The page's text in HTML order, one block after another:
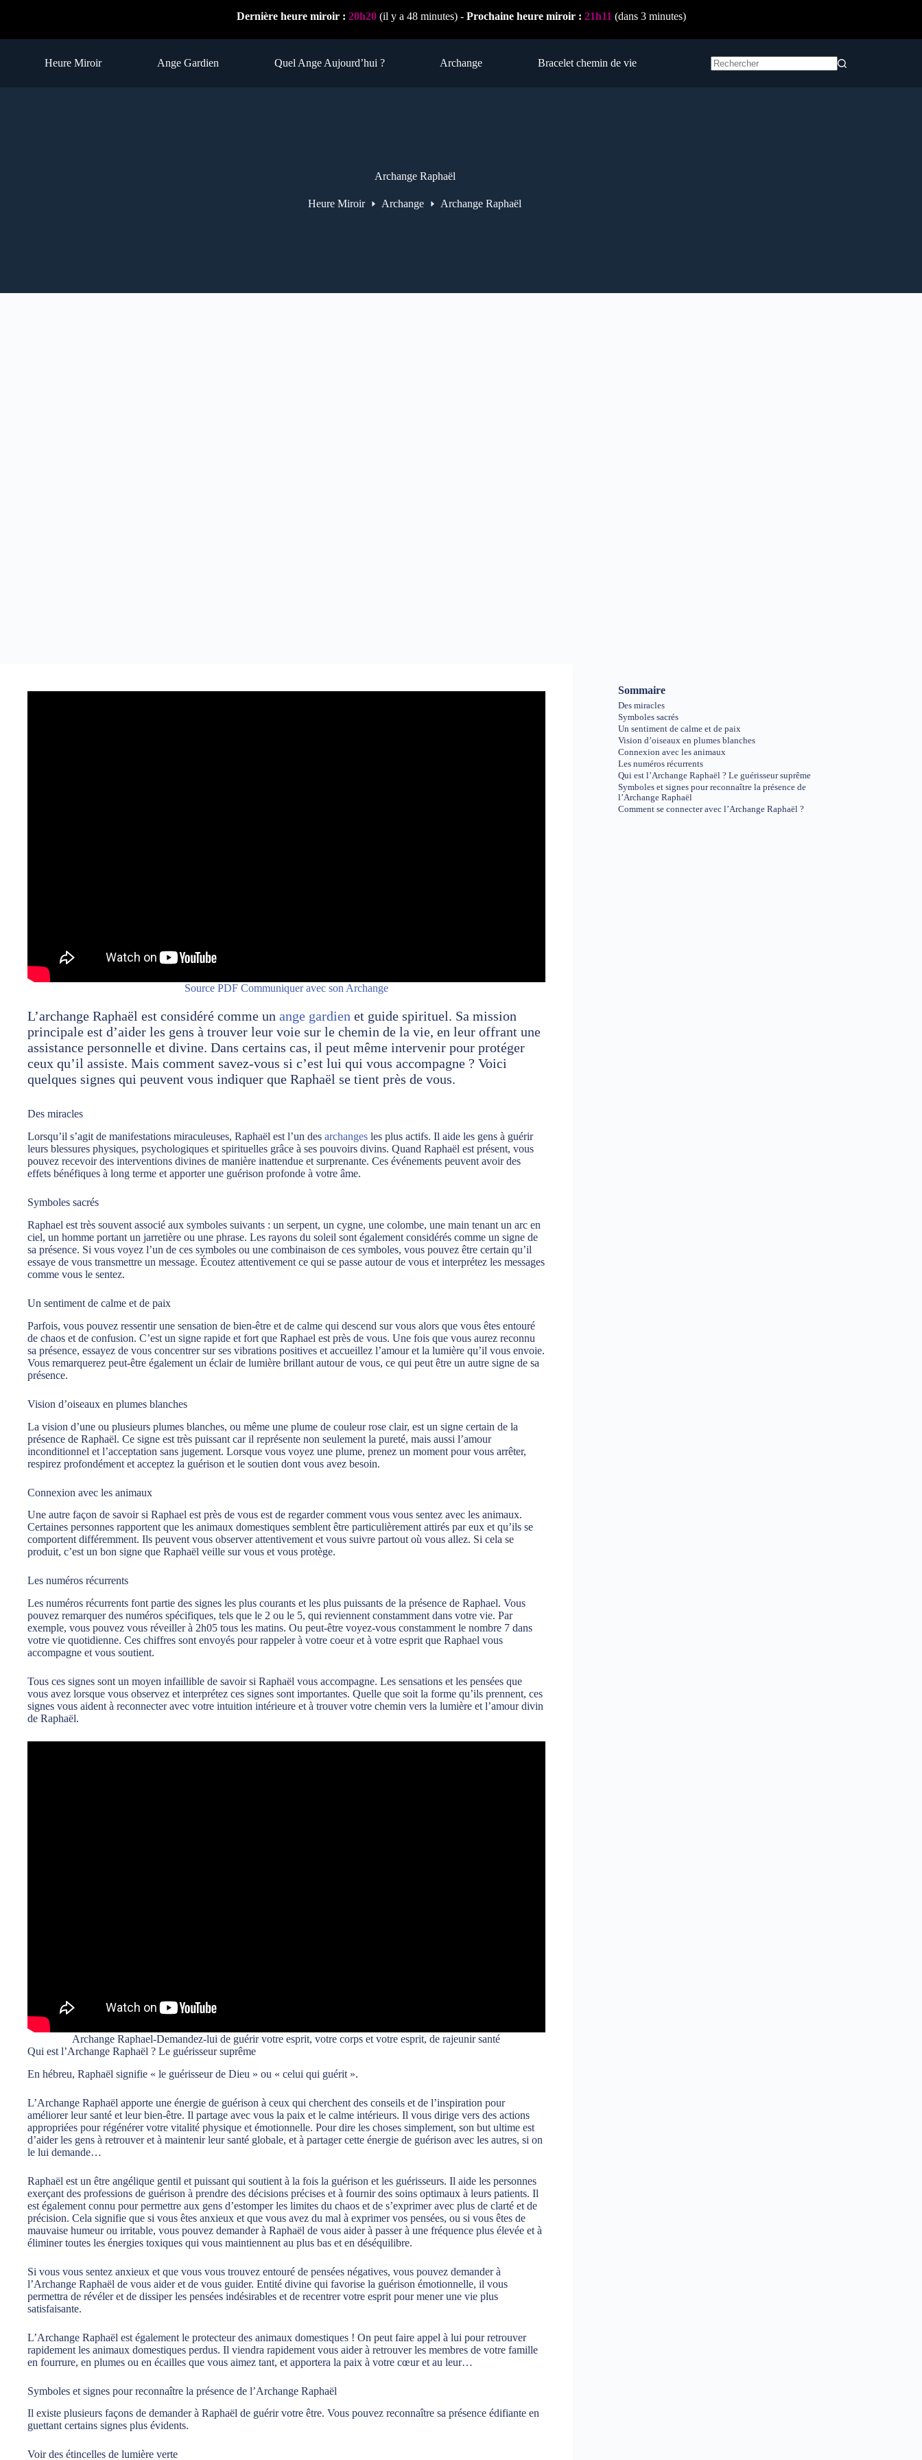
Dernière heure miroir : 20h20(il y a 48 minutes) - Prochaine heure miroir : 21h11 (dans 3 minutes)
Heure Miroir Ange Gardien Quel Ange Aujourd’hui ? Archange
Bracelet chemin de vie
Archange Raphaël
Heure Miroir Archange Archange Raphaël
Source PDF Communiquer avec son Archange
L’archange Raphaël est considéré comme un ange gardien et guide spirituel. Sa mission
principale est d’aider les gens à trouver leur voie sur le chemin de la vie, en leur offrant une
assistance personnelle et divine. Dans certains cas, il peut même intervenir pour protéger
ceux qu’il assiste. Mais comment savez-vous si c’est lui qui vous accompagne ? Voici
quelques signes qui peuvent vous indiquer que Raphaël se tient près de vous.
Des miracles
Lorsqu’il s’agit de manifestations miraculeuses, Raphaël est l’un des archanges les plus actifs. Il aide les gens à guérir
leurs blessures physiques, psychologiques et spirituelles grâce à ses pouvoirs divins. Quand Raphaël est présent, vous
pouvez recevoir des interventions divines de manière inattendue et surprenante. Ces événements peuvent avoir des
effets bénéfiques à long terme et apporter une guérison profonde à votre âme.
Symboles sacrés
Raphael est très souvent associé aux symboles suivants : un serpent, un cygne, une colombe, une main tenant un arc en
ciel, un homme portant un jarretière ou une phrase. Les rayons du soleil sont également considérés comme un signe de
sa présence. Si vous voyez l’un de ces symboles ou une combinaison de ces symboles, vous pouvez être certain qu’il
essaye de vous transmettre un message. Écoutez attentivement ce qui se passe autour de vous et interprétez les messages
comme vous le sentez.
Un sentiment de calme et de paix
Parfois, vous pouvez ressentir une sensation de bien-être et de calme qui descend sur vous alors que vous êtes entouré
de chaos et de confusion. C’est un signe rapide et fort que Raphael est près de vous. Une fois que vous aurez reconnu
sa présence, essayez de vous concentrer sur ses vibrations positives et accueillez l’amour et la lumière qu’il vous envoie.
Vous remarquerez peut-être également un éclair de lumière brillant autour de vous, ce qui peut être un autre signe de sa
présence.
Vision d’oiseaux en plumes blanches
La vision d’une ou plusieurs plumes blanches, ou même une plume de couleur rose clair, est un signe certain de la
présence de Raphaël. Ce signe est très puissant car il représente non seulement la pureté, mais aussi l’amour
inconditionnel et l’acceptation sans jugement. Lorsque vous voyez une plume, prenez un moment pour vous arrêter,
respirez profondément et acceptez la guérison et le soutien dont vous avez besoin.
Connexion avec les animaux
Une autre façon de savoir si Raphael est près de vous est de regarder comment vous vous sentez avec les animaux.
Certaines personnes rapportent que les animaux domestiques semblent être particulièrement attirés par eux et qu’ils se
comportent différemment. Ils peuvent vous observer attentivement et vous suivre partout où vous allez. Si cela se
produit, c’est un bon signe que Raphaël veille sur vous et vous protège.
Les numéros récurrents
Les numéros récurrents font partie des signes les plus courants et les plus puissants de la présence de Raphael. Vous
pouvez remarquer des numéros spécifiques, tels que le 2 ou le 5, qui reviennent constamment dans votre vie. Par
exemple, vous pouvez vous réveiller à 2h05 tous les matins. Ou peut-être voyez-vous constamment le nombre 7 dans
votre vie quotidienne. Ces chiffres sont envoyés pour rappeler à votre coeur et à votre esprit que Raphael vous
accompagne et vous soutient.
Tous ces signes sont un moyen infaillible de savoir si Raphaël vous accompagne. Les sensations et les pensées que
vous avez lorsque vous observez et interprétez ces signes sont importantes. Quelle que soit la forme qu’ils prennent, ces
signes vous aident à reconnecter avec votre intuition intérieure et à trouver votre chemin vers la lumière et l’amour divin
de Raphaël.
Archange Raphael-Demandez-lui de guérir votre esprit, votre corps et votre esprit, de rajeunir santé
Qui est l’Archange Raphaël ? Le guérisseur suprême
En hébreu, Raphaël signifie « le guérisseur de Dieu » ou « celui qui guérit ».
L’Archange Raphaël apporte une énergie de guérison à ceux qui cherchent des conseils et de l’inspiration pour
améliorer leur santé et leur bien-être. Il partage avec vous la paix et le calme intérieurs. Il vous dirige vers des actions
appropriées pour régénérer votre vitalité physique et émotionnelle. Pour dire les choses simplement, son but ultime est
d’aider les gens à retrouver et à maintenir leur santé globale, et à partager cette énergie de guérison avec les autres, si on
le lui demande…
Raphaël est un être angélique gentil et puissant qui soutient à la fois la guérison et les guérisseurs. Il aide les personnes
exerçant des professions de guérison à prendre des décisions précises et à fournir des soins optimaux à leurs patients. Il
est également connu pour permettre aux gens d’estomper les limites du chaos et de s’exprimer avec plus de clarté et de
précision. Cela signifie que si vous êtes anxieux et que vous avez du mal à exprimer vos pensées, ou si vous êtes de
mauvaise humeur ou irritable, vous pouvez demander à Raphaël de vous aider à passer à une fréquence plus élevée et à
éliminer toutes les énergies toxiques qui vous maintiennent au plus bas et en déséquilibre.
Si vous vous sentez anxieux et que vous vous trouvez entouré de pensées négatives, vous pouvez demander à
l’Archange Raphaël de vous aider et de vous guider. Entité divine qui favorise la guérison émotionnelle, il vous
permettra de révéler et de dissiper les pensées indésirables et de recentrer votre esprit pour mener une vie plus
satisfaisante.
L’Archange Raphaël est également le protecteur des animaux domestiques ! On peut faire appel à lui pour retrouver
rapidement les animaux domestiques perdus. Il viendra rapidement vous aider à retrouver les membres de votre famille
en fourrure, en plumes ou en écailles que vous aimez tant, et apportera la paix à votre cœur et au leur…
Symboles et signes pour reconnaître la présence de l’Archange Raphaël
Il existe plusieurs façons de demander à Raphaël de guérir votre être. Vous pouvez reconnaître sa présence édifiante en
guettant certains signes plus évidents.
Voir des étincelles de lumière verte
Sommaire
Des miracles
Symboles sacrés
Un sentiment de calme et de paix
Vision d’oiseaux en plumes blanches
Connexion avec les animaux
Les numéros récurrents
Qui est l’Archange Raphaël ? Le guérisseur suprême
Symboles et signes pour reconnaître la présence de
l’Archange Raphaël
Comment se connecter avec l’Archange Raphaël ?